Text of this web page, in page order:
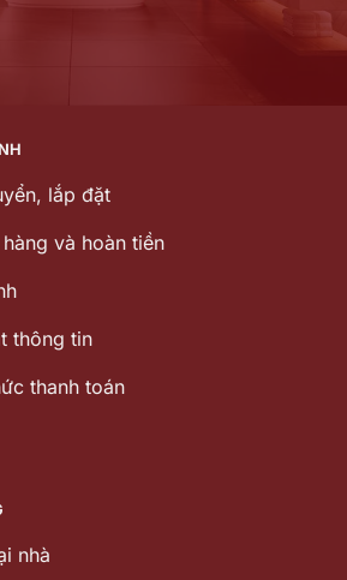
lắp đặt
và hoàn tiền
thông tin
thanh toán
nhà